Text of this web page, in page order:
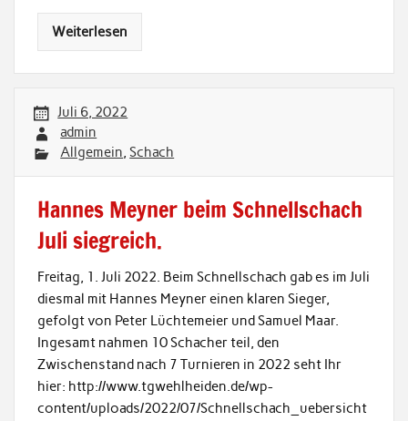
Weiterlesen
Juli 6, 2022
admin
Allgemein,Schach
Hannes Meyner beim Schnellschach
Juli siegreich.
Freitag, 1. Juli 2022. Beim Schnellschach gab es im Juli
diesmal mit Hannes Meyner einen klaren Sieger,
gefolgt von Peter Lüchtemeier und Samuel Maar.
Ingesamt nahmen 10 Schacher teil, den
Zwischenstand nach 7 Turnieren in 2022 seht Ihr
hier: http://www.tgwehlheiden.de/wp-
content/uploads/2022/07/Schnellschach_uebersicht